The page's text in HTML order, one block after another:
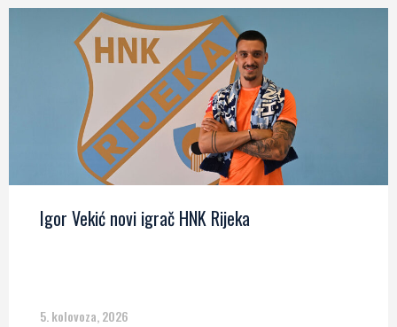
Igor Vekić novi igrač HNK Rijeka
5. kolovoza, 2026